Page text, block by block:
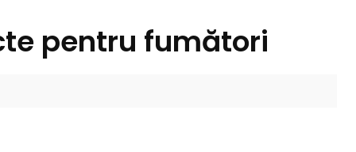
pentru fumători